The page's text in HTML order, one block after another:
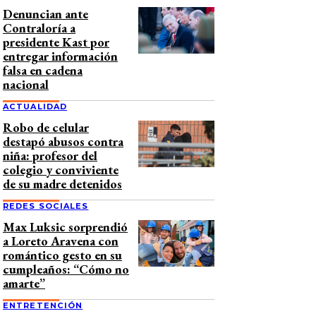
Denuncian ante
Contraloría a
presidente Kast por
entregar información
falsa en cadena
nacional
ACTUALIDAD
Robo de celular
destapó abusos contra
niña: profesor del
colegio y conviviente
de su madre detenidos
REDES SOCIALES
Max Luksic sorprendió
a Loreto Aravena con
romántico gesto en su
cumpleaños: “Cómo no
amarte”
ENTRETENCIÓN